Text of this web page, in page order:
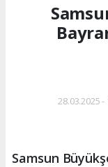
28.03.2025
Samsun